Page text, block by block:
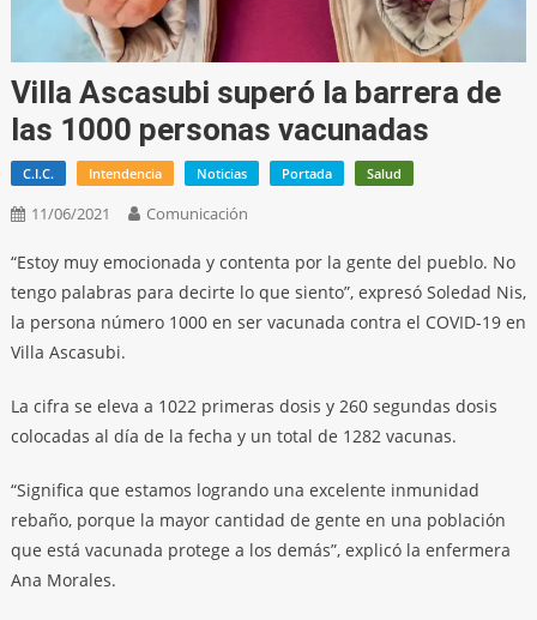
Villa Ascasubi superó la barrera de
las 1000 personas vacunadas
C.I.C. Intendencia Noticias Portada Salud
11/06/2021 Comunicación
“Estoy muy emocionada y contenta por la gente del pueblo. No
tengo palabras para decirte lo que siento”, expresó Soledad Nis,
la persona número 1000 en ser vacunada contra el COVID-19 en
Villa Ascasubi.
La cifra se eleva a 1022 primeras dosis y 260 segundas dosis
colocadas al día de la fecha y un total de 1282 vacunas.
“Significa que estamos logrando una excelente inmunidad
rebaño, porque la mayor cantidad de gente en una población
que está vacunada protege a los demás”, explicó la enfermera
Ana Morales.